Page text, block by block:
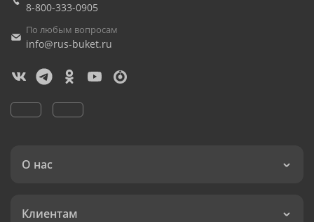
8-800-333-0905
По любым вопросам
info@rus-buket.ru
О нас
Клиентам